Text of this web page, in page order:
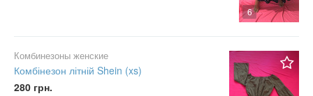
6
Комбинезоны женские
Комбінезон літній Shein (xs)
280 грн.